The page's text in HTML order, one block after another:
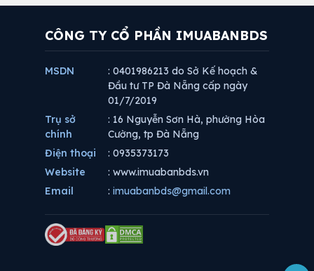
CÔNG TY CỔ PHẦN IMUABANBDS
MSDN
: 0401986213 do Sở Kế hoạch &
Đầu tư TP Đà Nẵng cấp ngày
01/7/2019
Trụ sở
chính
: 16 Nguyễn Sơn Hà, phường Hòa
Cường, tp Đà Nẵng
Điện thoại
: 0935373173
Website
: www.imuabanbds.vn
Email
: imuabanbds@gmail.com